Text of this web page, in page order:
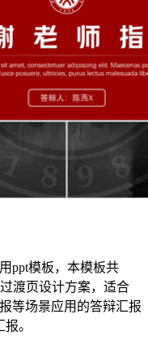
ppt模板，本模板共
渡页设计方案，适合
等场景应用的答辩汇报
。